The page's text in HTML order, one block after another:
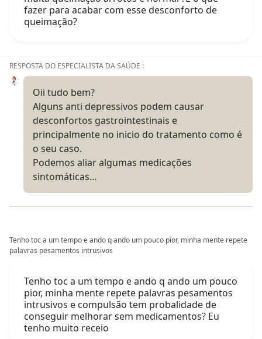
fazer para acabar com esse desconforto de
queimação?
RESPOSTA DO ESPECIALISTA DA SAÚDE :
Oii tudo bem?
Alguns anti depressivos podem causar
desconfortos gastrointestinais e
principalmente no inicio do tratamento como é
o seu caso.
Podemos aliar algumas medicações
sintomáticas…
Tenho toc a um tempo e ando q ando um pouco pior, minha mente repete
palavras pesamentos intrusivos
Tenho toc a um tempo e ando q ando um pouco
pior, minha mente repete palavras pesamentos
intrusivos e compulsão tem probalidade de
conseguir melhorar sem medicamentos? Eu
tenho muito receio